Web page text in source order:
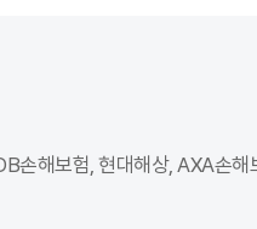
손해보험, 현대해상, AXA손